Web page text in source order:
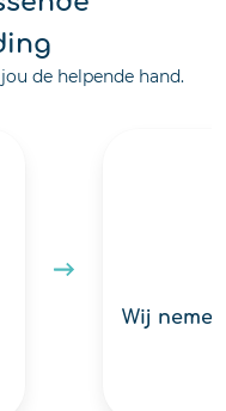
de helpende hand.
Wij